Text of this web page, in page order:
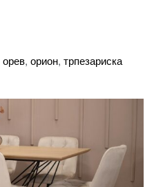
орев, орион, трпезариска